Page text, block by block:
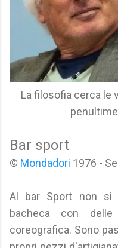
La filosofia cerca le
Bar sport
© Mondadori 1976 -
Al bar Sport non si
bacheca con
coreografica. Sono